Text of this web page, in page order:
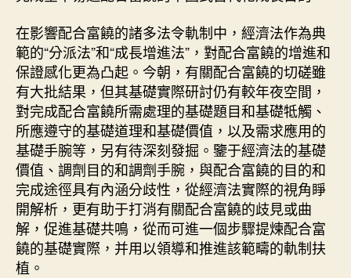
在影響配合富饒的諸多法令軌制中，經濟法作為典
範的“分派法”和“成長增進法”，對配合富饒的增進和
保證感化更為凸起。今朝，有關配合富饒的切磋雖
有大批結果，但其基礎實際研討仍有較年夜空間，
對完成配合富饒所需處理的基礎題目和基礎牴觸、
所應遵守的基礎道理和基礎價值，以及需求應用的
基礎手腕等，另有待深刻發掘。鑒于經濟法的基礎
價值、調劑目的和調劑手腕，與配合富饒的目的和
完成途徑具有內涵分歧性，從經濟法實際的視角睜
開解析，更有助于打消有關配合富饒的歧見或曲
解，促進基礎共鳴，從而可進一個步驟提煉配合富
饒的基礎實際，并用以領導和推進該範疇的軌制扶
植。